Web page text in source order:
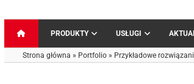
PRODUKTY USŁUGI
Strona główna » Portfolio » Przykładowe